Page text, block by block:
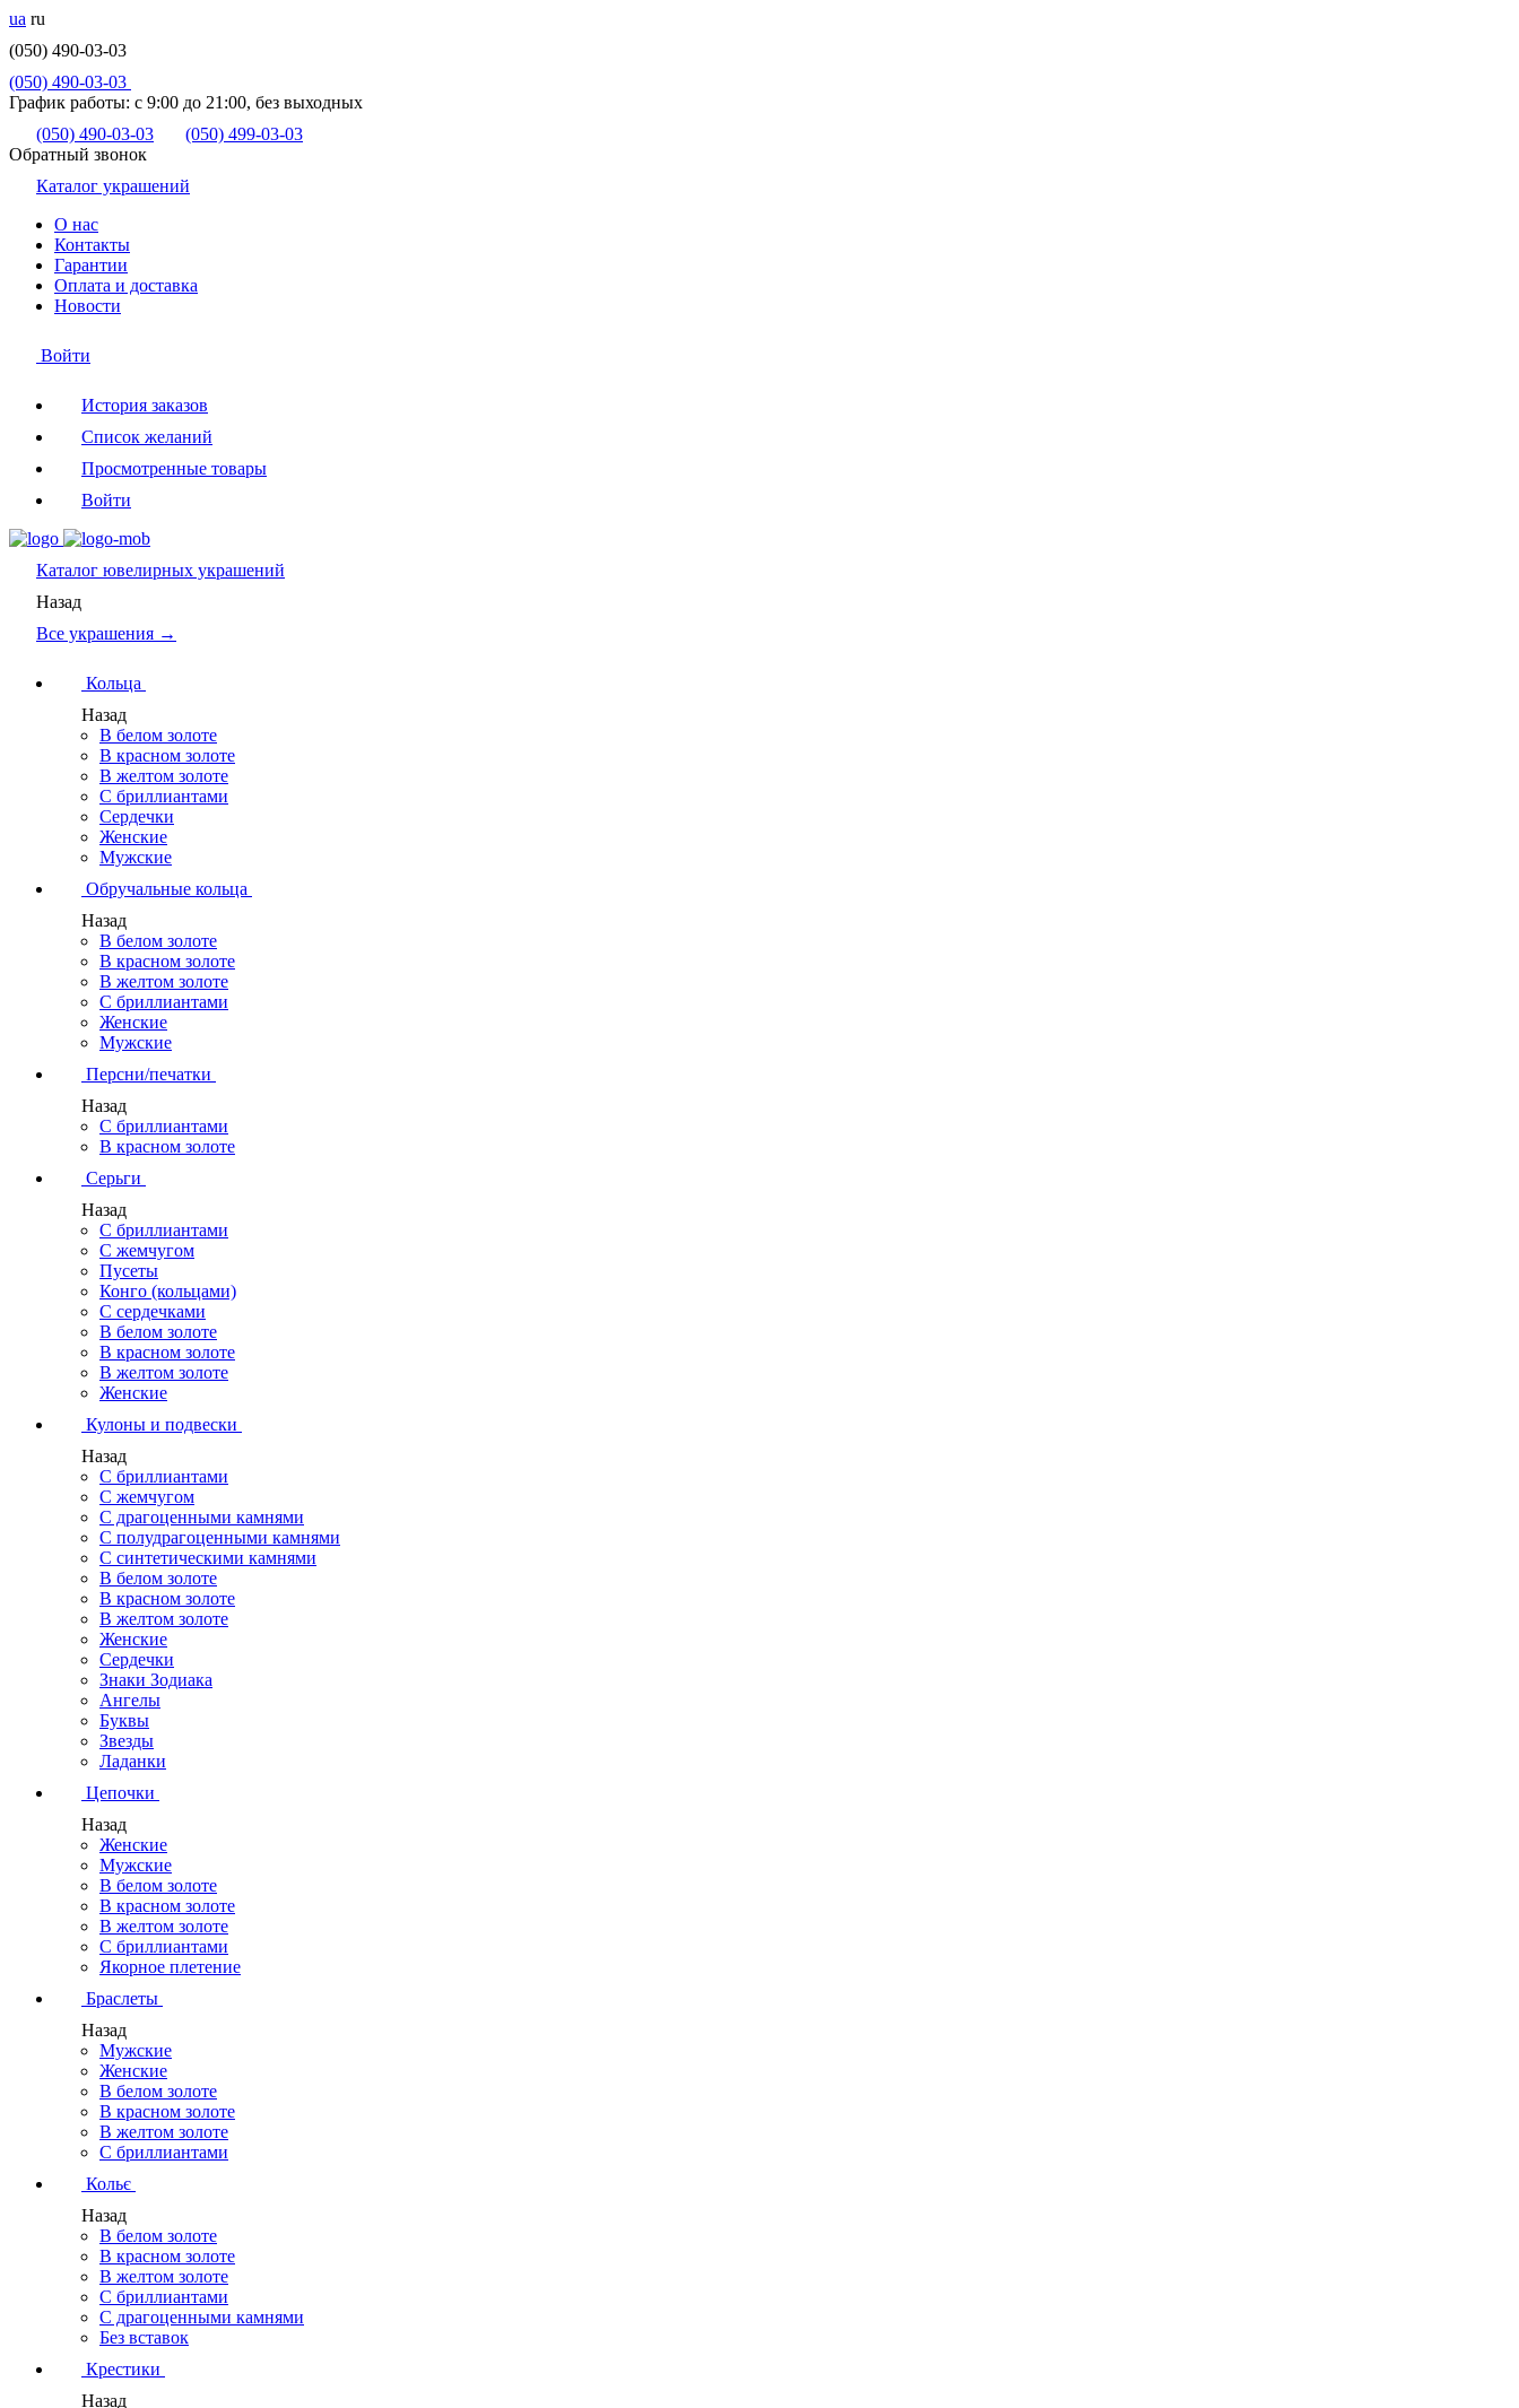
ua ru
(050) 490-03-03
(050) 490-03-03
График работы: с 9:00 до 21:00, без выходных
(050) 490-03-03
(050) 499-03-03
Обратный звонок
Каталог украшений
О нас
Контакты
Гарантии
Оплата и доставка
Новости
Войти
История заказов
Список желаний
Просмотренные товары
Войти
Каталог ювелирных украшений
Назад
Все украшения →
Кольца
Назад
В белом золоте
В красном золоте
В желтом золоте
С бриллиантами
Сердечки
Женские
Мужские
Обручальные кольца
Назад
В белом золоте
В красном золоте
В желтом золоте
С бриллиантами
Женские
Мужские
Персни/печатки
Назад
С бриллиантами
В красном золоте
Серьги
Назад
С бриллиантами
С жемчугом
Пусеты
Конго (кольцами)
С сердечками
В белом золоте
В красном золоте
В желтом золоте
Женские
Кулоны и подвески
Назад
С бриллиантами
С жемчугом
С драгоценными камнями
С полудрагоценными камнями
С синтетическими камнями
В белом золоте
В красном золоте
В желтом золоте
Женские
Сердечки
Знаки Зодиака
Ангелы
Буквы
Звезды
Ладанки
Цепочки
Назад
Женские
Мужские
В белом золоте
В красном золоте
В желтом золоте
С бриллиантами
Якорное плетение
Браслеты
Назад
Мужские
Женские
В белом золоте
В красном золоте
В желтом золоте
С бриллиантами
Кольє
Назад
В белом золоте
В красном золоте
В желтом золоте
С бриллиантами
С драгоценными камнями
Без вставок
Крестики
Назад